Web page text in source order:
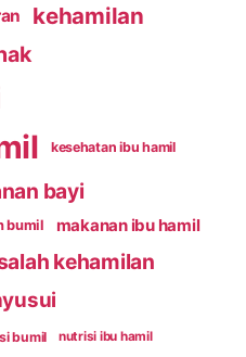
kehamilan
kesehatan ibu hamil
bayi
bumil makanan ibu hamil
kehamilan
bumil nutrisi ibu hamil